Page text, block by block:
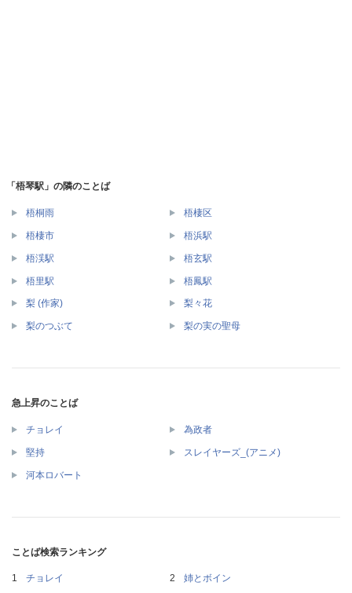
「梧琴駅」の隣のことば
梧桐雨 梧棲区
梧棲市 梧浜駅
梧渓駅 梧玄駅
梧里駅 梧鳳駅
梨 (作家) 梨々花
梨のつぶて 梨の実の聖母
急上昇のことば
チョレイ 為政者
堅持 スレイヤーズ_(アニメ)
河本ロバート
ことば検索ランキング
チョレイ
姉とボイン